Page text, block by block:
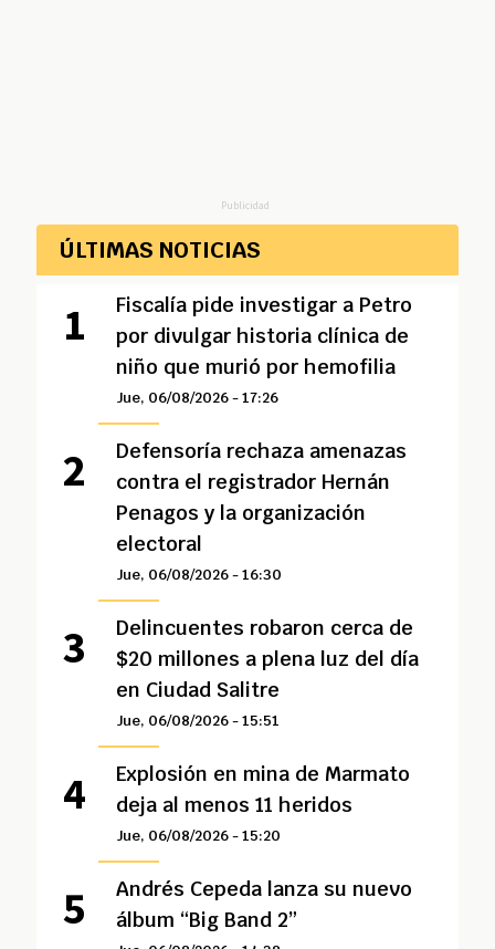
Publicidad
ÚLTIMAS NOTICIAS
Fiscalía pide investigar a Petro
por divulgar historia clínica de
niño que murió por hemofilia
Jue, 06/08/2026 - 17:26
Defensoría rechaza amenazas
contra el registrador Hernán
Penagos y la organización
electoral
Jue, 06/08/2026 - 16:30
Delincuentes robaron cerca de
$20 millones a plena luz del día
en Ciudad Salitre
Jue, 06/08/2026 - 15:51
Explosión en mina de Marmato
deja al menos 11 heridos
Jue, 06/08/2026 - 15:20
Andrés Cepeda lanza su nuevo
álbum “Big Band 2”